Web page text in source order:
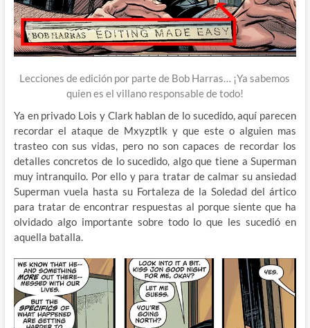
Lecciones de edición por parte de Bob Harras… ¡Ya sabemos
quien es el villano responsable de todo!
Ya en privado Lois y Clark hablan de lo sucedido, aquí parecen
recordar el ataque de Mxyzptlk y que este o alguien mas
trasteo con sus vidas, pero no son capaces de recordar los
detalles concretos de lo sucedido, algo que tiene a Superman
muy intranquilo. Por ello y para tratar de calmar su ansiedad
Superman vuela hasta su Fortaleza de la Soledad del ártico
para tratar de encontrar respuestas al porque siente que ha
olvidado algo importante sobre todo lo que les sucedió en
aquella batalla.